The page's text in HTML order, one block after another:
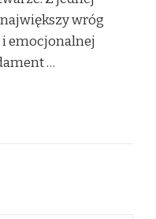
wróg
emocjonalnej
…